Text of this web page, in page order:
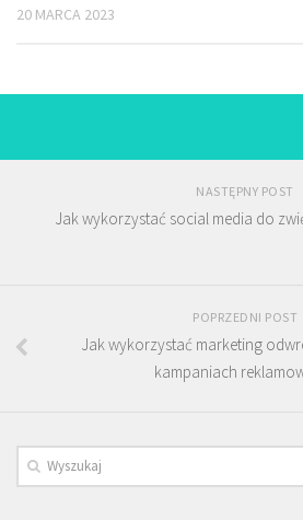
20 MARCA 2023
NASTĘPNY POST
Jak wykorzystać social media do
POPRZEDNI POST
Jak wykorzystać marketing
kampaniach